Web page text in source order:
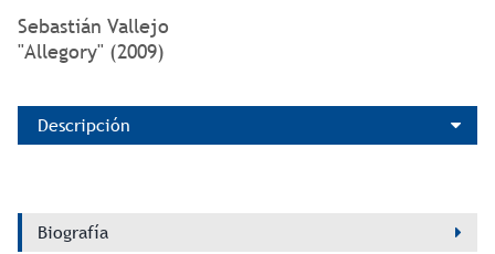
Sebastián Vallejo
"Allegory" (2009)
Descripción
Biografía